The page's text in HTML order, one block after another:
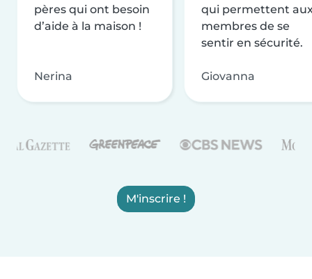
pères qui ont besoin
d’aide à la maison !
Nerina
qui permettent
membres de se
sentir en sécurité.
Giovanna
M'inscrire !